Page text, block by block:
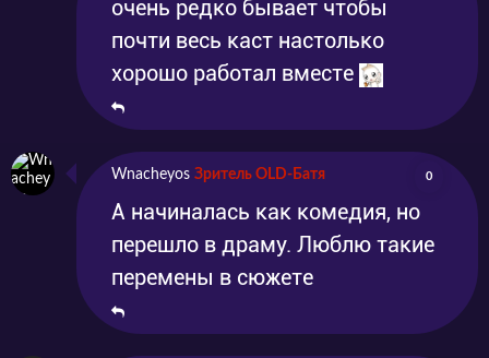
очень редко бывает чтобы
почти весь каст настолько
хорошо работал вместе
Wnacheyos Зритель OLD-Батя 0
А начиналась как комедия, но
перешло в драму. Люблю такие
перемены в сюжете